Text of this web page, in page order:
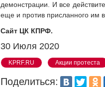
демонстрации. И все
еще и против присланного им
Сайт ЦК КПРФ.
30 Июля 2020
KPRF.RU Акции протеста
Поделиться: